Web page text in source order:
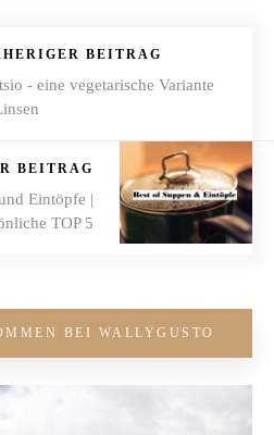
BEITRAG
- eine vegetarische Variante
BEITRAG
Eintöpfe |
TOP 5
BEI WALLYGUSTO